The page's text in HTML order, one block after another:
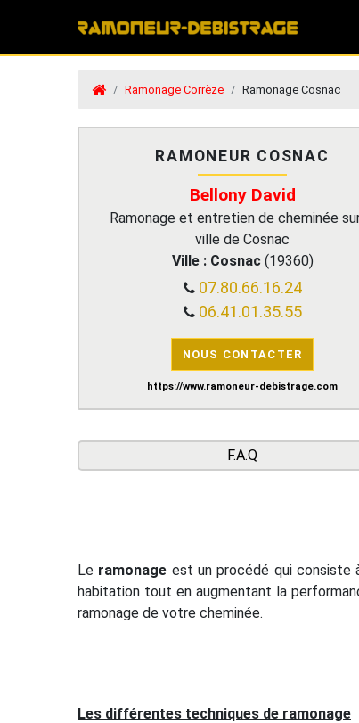
Ramonage Corrèze Ramonage Cosnac
RAMONEUR COSNAC
Bellony David
Ramonage et entretien de cheminée
ville de Cosnac
Ville : Cosnac(19360)
07.80.66.16.24
06.41.01.35.55
NOUS CONTACTER
https://www.ramoneur-debistrage.com
F.A.Q
Le ramonage est un procédé qui consiste
habitation tout en augmentant la
ramonage de votre cheminée.
Les différentes techniques de ramonage